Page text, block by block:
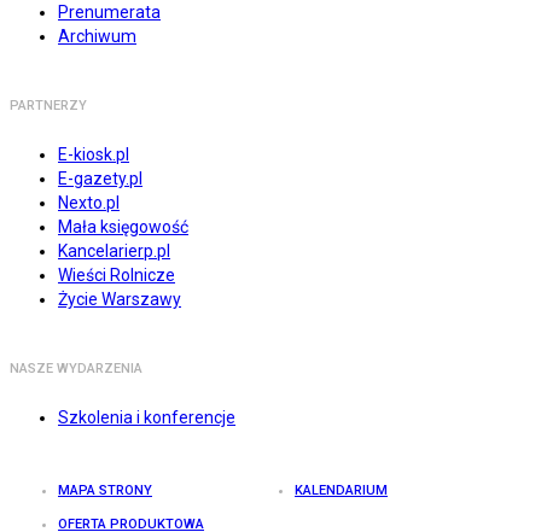
Prenumerata
Archiwum
PARTNERZY
E-kiosk.pl
E-gazety.pl
Nexto.pl
Mała księgowość
Kancelarierp.pl
Wieści Rolnicze
Życie Warszawy
NASZE WYDARZENIA
Szkolenia i konferencje
MAPA STRONY KALENDARIUM
OFERTA PRODUKTOWA